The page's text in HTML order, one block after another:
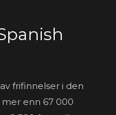
frifinnelser i den
mer enn 67 000